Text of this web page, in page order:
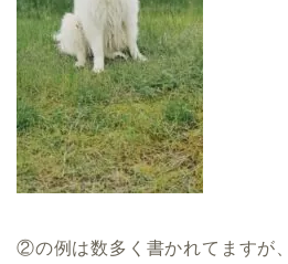
②の例は数多く書かれてますが、